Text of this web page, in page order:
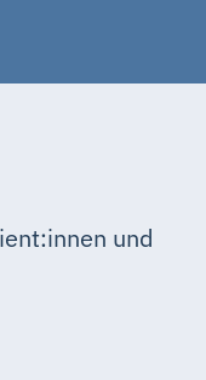
und